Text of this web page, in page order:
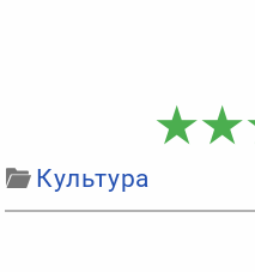
Культура